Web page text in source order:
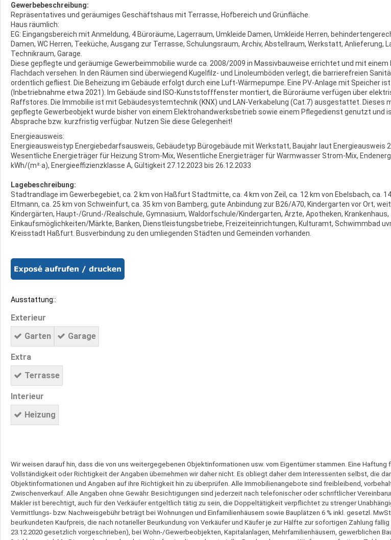
Gewerbebeschreibung:
Repräsentatives und geräumiges Geschäftshaus mit Terrasse, Hofbereich und Grünfläche.
Haus räumlich:
EG: Eingangsbereich mit Anmeldung, 4 Büroräume, Lagerraum, Umkleide Damen, Umkleide Herren,
Damen, WC Herren, Teeküche, Ausgang zur Terrasse, Schulungsraum, Archiv, Abstellraum, Werkstatt, Anlieferung,
Technikraum, Garage.
Diese gepflegte und geräumige Gewerbeimmobilie wurde ca. 2008/2009 in Massivbauweise errichtet und mit einem
Flachdach versehen. In den Räumen sind überwiegend Kugelfilz- und Linoleumböden verlegt, die barrierefreien
ordentlich gefliest. Die Beheizung im Gebäude erfolgt durch eine Luft-Wärmepumpe. Eine PV-Anlage mit Speicher
(Inbetriebnahme etwa 2021). Im Gebäude sind ISO-Kunststofffenster montiert, die Büroräume verfügen über
Raffstores. Die Immobilie ist mit Gebäudesystemtechnik (KNX) und LAN-Verkabelung (Cat.7) ausgestattet. Dieses
gepflegte Gewerbeobjekt wurde bisher von einem Elektrohandwerksbetrieb sowie einem Pflegedienst genutzt und
Absprache bzw. kurzfristig verfügbar. Nutzen Sie diese Gelegenheit!
Energieausweis:
Energieausweistyp Energiebedarfsausweis, Gebäudetyp Bürogebäude mit Werkstatt, Baujahr laut Energieausweis
Wesentliche Energieträger für Heizung Strom-Mix, Wesentliche Energieträger für Warmwasser Strom-Mix,
kWh/(m²·a), Energieeffizienzklasse A, Gültigkeit 27.12.2023 bis 26.12.2033
Lagebeschreibung:
Stadtrandlage im Gewerbegebiet, ca. 2 km von Haßfurt Stadtmitte, ca. 4 km von Zeil, ca. 12 km von Ebelsbach, ca.
Eltmann, ca. 25 km von Schweinfurt, ca. 35 km von Bamberg, gute Anbindung zur B26/A70, Kindergarten vor Ort,
Kindergärten, Haupt-/Grund-/Realschule, Gymnasium, Waldorfschule/Kindergarten, Ärzte, Apotheken, Krankenhaus,
Einkaufsmöglichkeiten/Märkte, Banken, Dienstleistungsbetriebe, Freizeiteinrichtungen, Kulturamt, Schwimmbad
Kreisstadt Haßfurt. Busverbindung zu den umliegenden Städten und Gemeinden vorhanden.
Ausstattung::
Exterieur
Garten
Garage
Extra
Terrasse
Interieur
Heizung
Wir weisen darauf hin, dass die von uns weitergegebenen Objektinformationen usw. vom Eigentümer stammen. Eine Haftung
Vollständigkeit oder Richtigkeit der Angaben übernehmen wir daher nicht. Es obliegt daher dem Interessenten selbst, die
Objektinformationen und Angaben auf ihre Richtigkeit hin zu überprüfen. Alle Immobilienangebote sind freibleibend,
Zwischenverkauf. Alle Angaben ohne Gewähr. Besichtigungen sind jederzeit nach telefonischer oder schriftlicher
Makler ist berechtigt, auch für den Verkäufer entgeltlich tätig zu sein, die Doppeltätigkeit verpflichtet zu strenger
Vermittlungs- bzw. Nachweisgebühr beträgt bei Wohnungen und Einfamilienhäusern sowie Bauplätzen 6 % inkl. gesetzl.
beurkundeten Kaufpreis, die nach notarieller Beurkundung von Verkäufer und Käufer je zur Hälfte zur sofortigen Zahlung
23.12.2020 gesetzlich vorgeschrieben), bei Wohn-/Gewerbeobjekten, Kapitalanlagen, Mehrfamilienhäusern, gewerblichen